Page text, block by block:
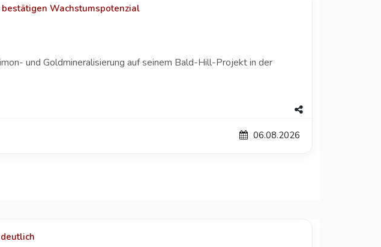
Wachstumspotenzial
und Goldmineralisierung auf seinem Bald-Hill-Projekt in der
06.08.2026